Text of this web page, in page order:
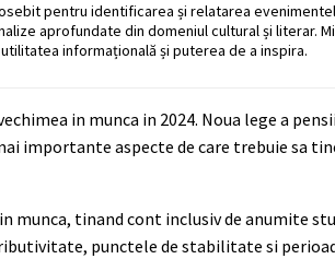
pentru identificarea și relatarea
aprofundate din domeniul cultural și literar.
informațională și puterea de a inspira.
in munca in 2024. Noua lege a
importante aspecte de care trebuie sa
tinand cont inclusiv de anumite
punctele de stabilitate si